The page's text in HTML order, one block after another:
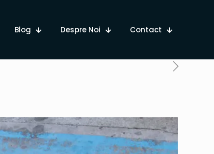
Blog Despre Noi Contact